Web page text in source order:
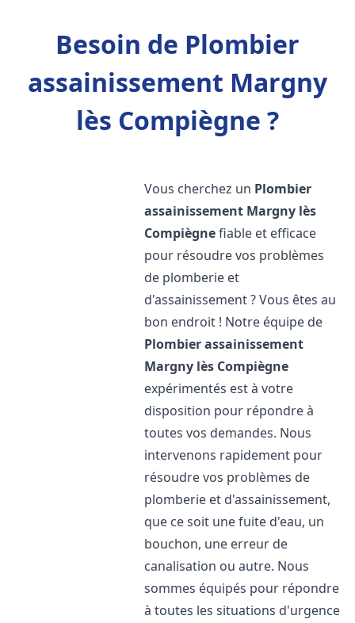
Besoin de Plombier
assainissement Margny
lès Compiègne ?
Vous cherchez un Plombier
assainissement Margny lès
Compiègnefiable et efficace
pour résoudre vos problèmes
de plomberie et
d'assainissement ? Vous êtes au
bon endroit ! Notre équipe de
Plombier assainissement
Margny lès Compiègne
expérimentés est à votre
disposition pour répondre à
toutes vos demandes. Nous
intervenons rapidement pour
résoudre vos problèmes de
plomberie et d'assainissement,
que ce soit une fuite d'eau, un
bouchon, une erreur de
canalisation ou autre. Nous
sommes équipés pour répondre
à toutes les situations d'urgence